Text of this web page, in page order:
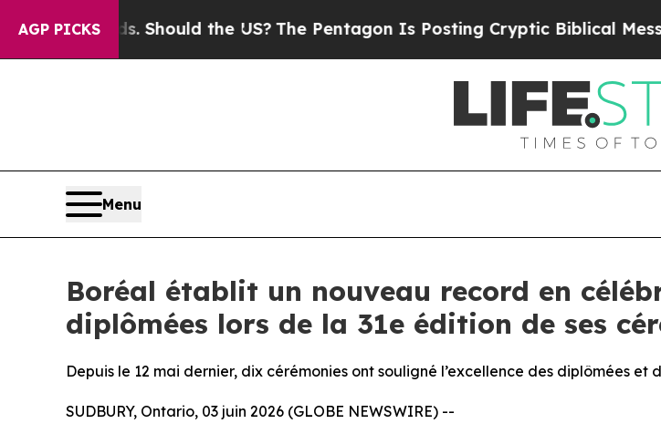
AGP PICKS
Should the US?The Pentagon Is Posting Cryptic Biblical Messages on
Menu
Boréal établit un nouveau record en
diplômées lors de la 31e édition de ses
Depuis le 12 mai dernier, dix cérémonies ont souligné l’excellence des diplômées
SUDBURY, Ontario, 03 juin 2026 (GLOBE NEWSWIRE) --